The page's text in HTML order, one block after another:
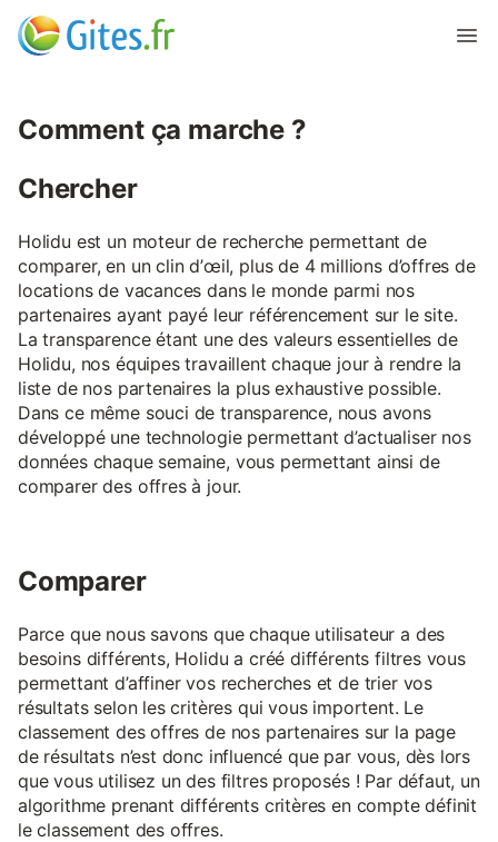
Comment ça marche ?
Chercher
Holidu est un moteur de recherche permettant de
comparer, en un clin d’œil, plus de 4 millions d’offres de
locations de vacances dans le monde parmi nos
partenaires ayant payé leur référencement sur le site.
La transparence étant une des valeurs essentielles de
Holidu, nos équipes travaillent chaque jour à rendre la
liste de nos partenaires la plus exhaustive possible.
Dans ce même souci de transparence, nous avons
développé une technologie permettant d’actualiser nos
données chaque semaine, vous permettant ainsi de
comparer des offres à jour.
Comparer
Parce que nous savons que chaque utilisateur a des
besoins différents, Holidu a créé différents filtres vous
permettant d’affiner vos recherches et de trier vos
résultats selon les critères qui vous importent. Le
classement des offres de nos partenaires sur la page
de résultats n’est donc influencé que par vous, dès lors
que vous utilisez un des filtres proposés ! Par défaut, un
algorithme prenant différents critères en compte définit
le classement des offres.